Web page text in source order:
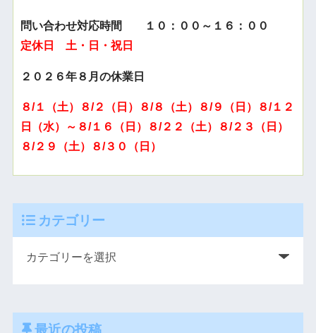
問い合わせ対応時間 １０：００～１６：００
定休日 土・日・祝日
２０２６年８月の休業日
８/１（土）８/２（日）８/８（土）８/９（日）８/１２
日（水）～８/１６（日）８/２２（土）８/２３（日）
８/２９（土）８/３０（日）
カテゴリー
最近の投稿